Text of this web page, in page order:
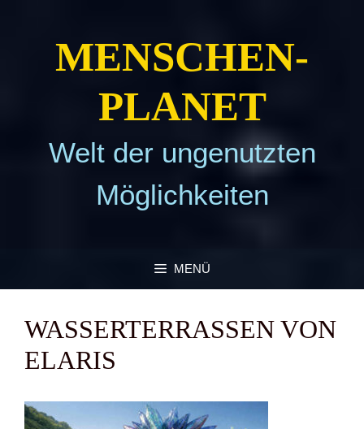
MEN­SCHEN­
PLA­NET
Welt der ungenutzten
Möglichkeiten
MENÜ
WAS­SER­TER­RAS­SEN VON
ELARIS